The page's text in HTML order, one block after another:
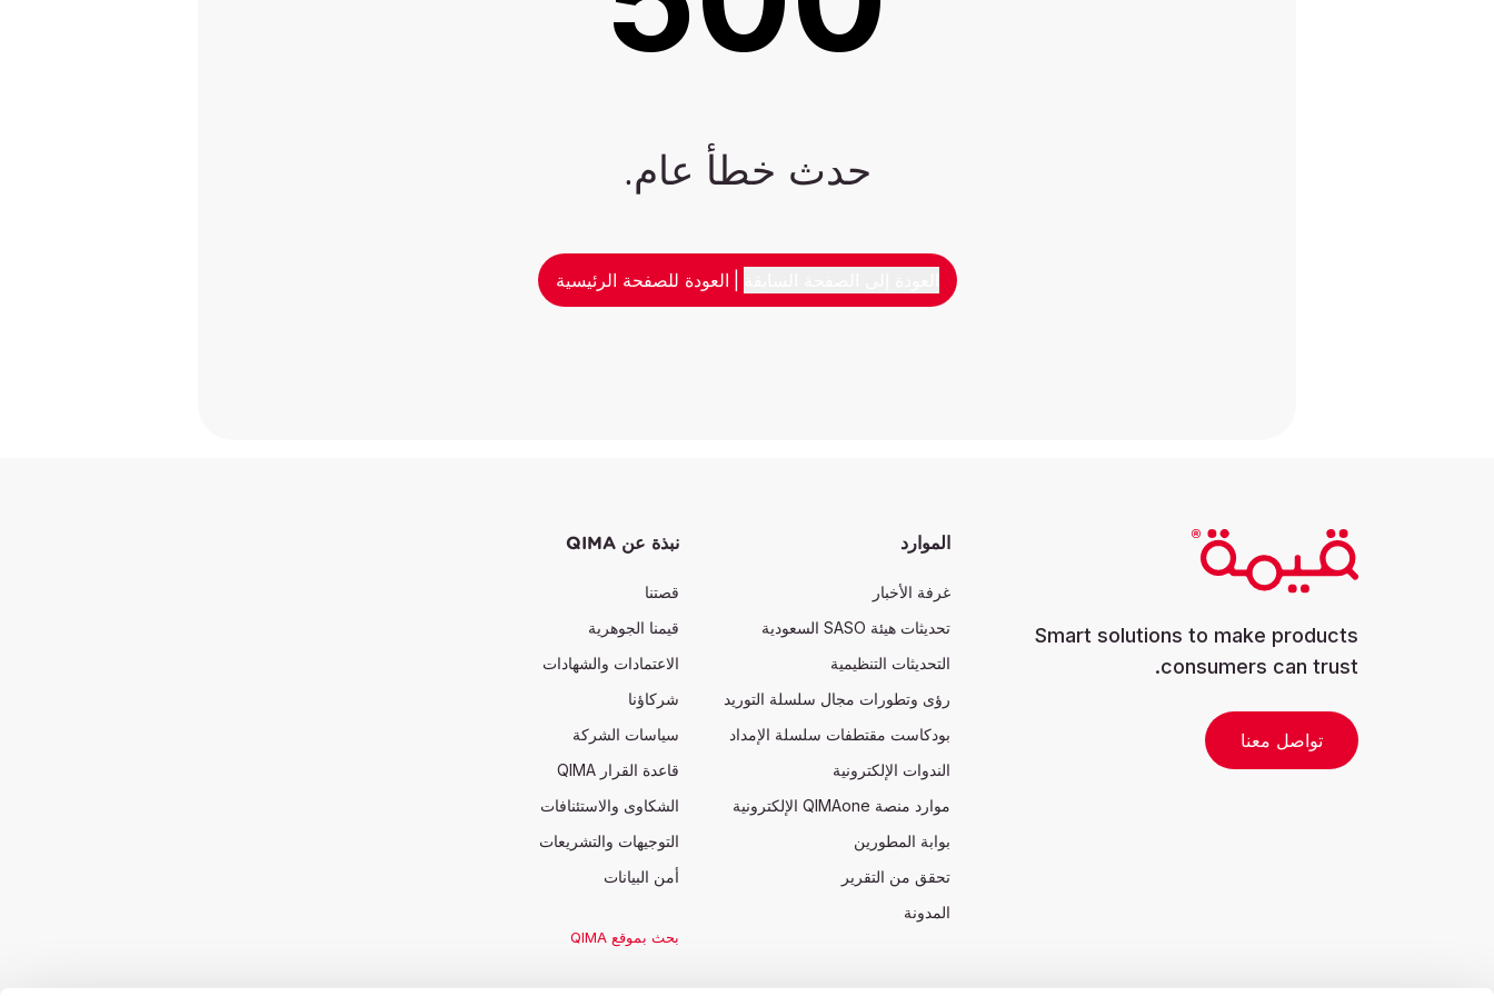
حدث خطأ عام.
العودة للصفحة الرئيسية
Smart solutions to make products
consumers can trust.
تواصل معنا
الموارد
غرفة الأخبار
تحديثات هيئة SASO السعودية
التحديثات التنظيمية
رؤى وتطورات مجال سلسلة التوريد
بودكاست مقتطفات سلسلة الإمداد
الندوات الإلكترونية
موارد منصة QIMAone الإلكترونية
بوابة المطورين
تحقق من التقرير
المدونة
نبذة عن QIMA
قصتنا
قيمنا الجوهرية
الاعتمادات والشهادات
شركاؤنا
سياسات الشركة
قاعدة القرار QIMA
الشكاوى والاستئنافات
التوجيهات والتشريعات
أمن البيانات
بحث بموقع QIMA